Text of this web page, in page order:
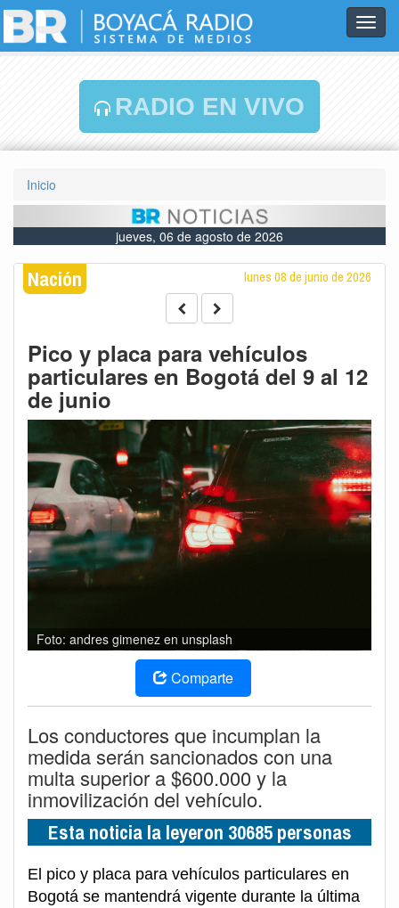
RADIO EN VIVO
Inicio
jueves, 06 de agosto de 2026
Nación lunes 08 de junio de 2026
Pico y placa para vehículos
particulares en Bogotá del 9 al 12
de junio
Foto: andres gimenez en unsplash
Comparte
Los conductores que incumplan la
medida serán sancionados con una
multa superior a $600.000 y la
inmovilización del vehículo.
Esta noticia la leyeron 30685 personas
El pico y placa para vehículos particulares en
Bogotá se mantendrá vigente durante la última